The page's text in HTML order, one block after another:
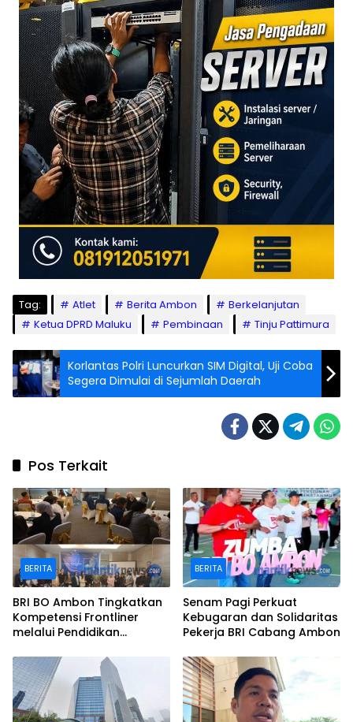
Tag: Atlet Berita Ambon
Berkelanjutan
Ketua DPRD Maluku
Pembinaan Tinju Pattimura
Korlantas Polri Luncurkan SIM Digital, Uji Coba
Segera Dimulai di Sejumlah Daerah
Pos Terkait
BERITA
BRI BO Ambon Tingkatkan
Kompetensi Frontliner
melalui Pendidikan
BERITA
Senam Pagi Perkuat
Kebugaran dan Solidaritas
Pekerja BRI Cabang Ambon